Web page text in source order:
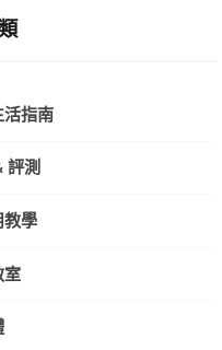
活指南
評測
教學
室